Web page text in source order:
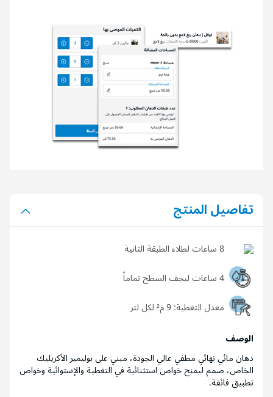
تفاصيل المنتج
8 ساعات لطلاء الطبقة الثانية
4 ساعات ليجف السطح تماماً
معدل التغطية:
الوصف
دهان مائي نهائي مطفي عالي الجودة، مبني على بوليمير الأكريليك
الخاص، صمم ليمنح خواص استثنائية في التغطية والإستوائية وخواص
تطبيق فائقة.